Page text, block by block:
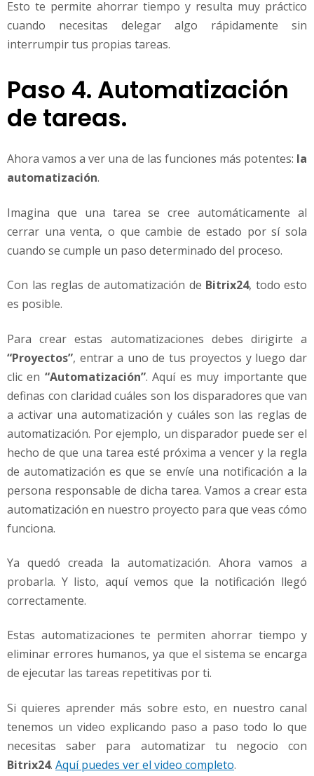
Esto te permite ahorrar tiempo y resulta muy práctico
cuando necesitas delegar algo rápidamente sin
interrumpir tus propias tareas.
Paso 4. Automatización
de tareas.
Ahora vamos a ver una de las funciones más potentes: la
automatización.
Imagina que una tarea se cree automáticamente al
cerrar una venta, o que cambie de estado por sí sola
cuando se cumple un paso determinado del proceso.
Con las reglas de automatización de Bitrix24, todo esto
es posible.
Para crear estas automatizaciones debes dirigirte a
“Proyectos”, entrar a uno de tus proyectos y luego dar
clic en “Automatización”. Aquí es muy importante que
definas con claridad cuáles son los disparadores que van
a activar una automatización y cuáles son las reglas de
automatización. Por ejemplo, un disparador puede ser el
hecho de que una tarea esté próxima a vencer y la regla
de automatización es que se envíe una notificación a la
persona responsable de dicha tarea. Vamos a crear esta
automatización en nuestro proyecto para que veas cómo
funciona.
Ya quedó creada la automatización. Ahora vamos a
probarla. Y listo, aquí vemos que la notificación llegó
correctamente.
Estas automatizaciones te permiten ahorrar tiempo y
eliminar errores humanos, ya que el sistema se encarga
de ejecutar las tareas repetitivas por ti.
Si quieres aprender más sobre esto, en nuestro canal
tenemos un video explicando paso a paso todo lo que
necesitas saber para automatizar tu negocio con
Bitrix24. Aquí puedes ver el video completo.